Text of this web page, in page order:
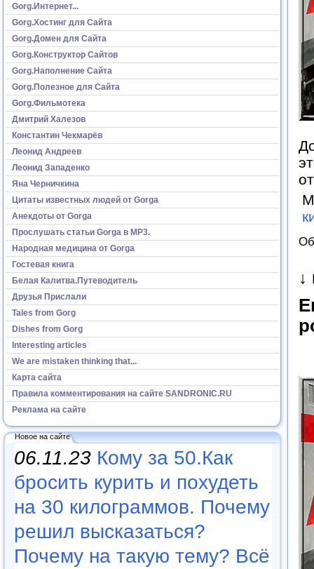
Gorg.Интернет...
Gorg.Хостинг для Сайта
Gorg.Домен для Сайта
Gorg.Конструктор Сайтов
Gorg.Наполнение Сайта
Gorg.Полезное для Сайта
Gorg.Фильмотека
Дмитрий Халезов
Константин Чекмарёв
Леонид Андреев
Леонид Западенко
Яна Черничкина
Цитаты известных людей от Gorga
Анекдоты от Gorga
Прослушать статьи Gorga в МР3.
Народная медицина от Gorga
Гостевая книга
Белая Калитва.Путеводитель
Друзья Прислали
Tales from Gorg
Dishes from Gorg
Interesting articles
We are mistaken thinking that...
Карта сайта
Правила комментирования на сайте SANDRONIC.RU
Реклама на сайте
Новое на сайте
06.11.23 Кому за 50.Как
бросить курить и похудеть
на 30 килограммов. Почему
решил высказаться?
Почему на такую тему? Всё